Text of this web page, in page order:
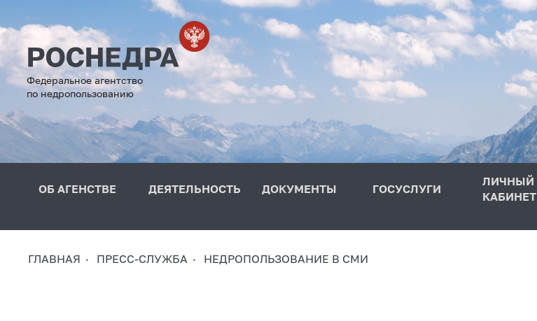
Федеральное агентство
по недропользованию
ОБ АГЕНСТВЕ ДЕЯТЕЛЬНОСТЬ ДОКУМЕНТЫ ГОСУСЛУГИ
ЛИЧНЫЙ
КАБИНЕТ
ГЛАВНАЯ ПРЕСС-СЛУЖБА НЕДРОПОЛЬЗОВАНИЕ В СМИ